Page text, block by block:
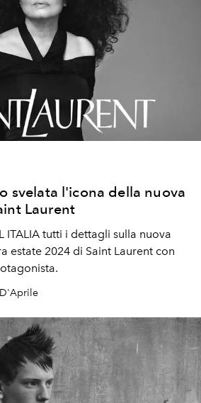
svelata l'icona della nuova
Laurent
ITALIA tutti i dettagli sulla nuova
estate 2024 di Saint Laurent con